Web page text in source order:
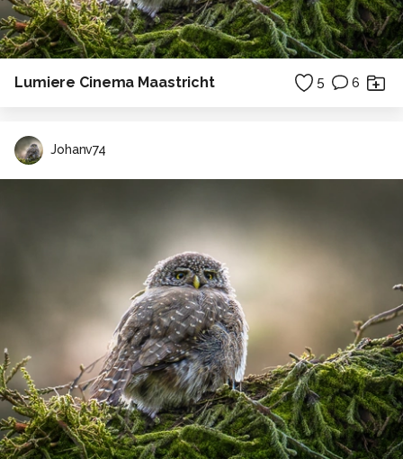
Lumiere Cinema Maastricht 5 6
Johanv74